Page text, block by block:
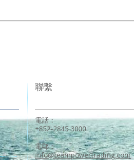
聯繫
電話：
+852-2845 3000
電郵：
info@teampowertrading.com